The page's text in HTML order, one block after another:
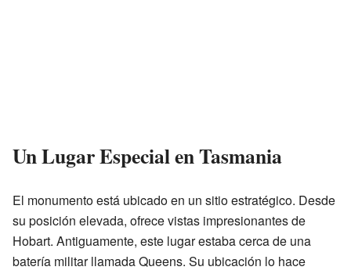
Un Lugar Especial en Tasmania
El monumento está ubicado en un sitio estratégico. Desde
su posición elevada, ofrece vistas impresionantes de
Hobart. Antiguamente, este lugar estaba cerca de una
batería militar llamada Queens. Su ubicación lo hace